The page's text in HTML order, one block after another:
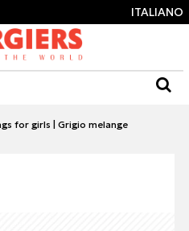
ITALIANO
for girls | Grigio melange